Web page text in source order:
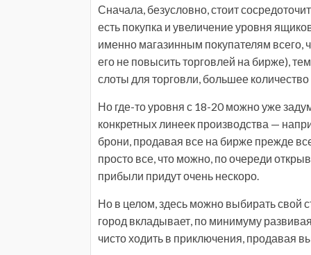
Сначала, безусловно, стоит
есть покупка и увеличение уровня
именно магазинным покупателям всего,
его не повысить торговлей на бирже),
слоты для торговли, большее
Но где-то уровня с 18-20 можно уже
конкретных линеек производства —
брони, продавая все на бирже прежде
просто все, что можно, по очереди
прибыли придут очень нескоро.
Но в целом, здесь можно выбирать свой
город вкладывает, по минимуму
чисто ходить в приключения, продавая